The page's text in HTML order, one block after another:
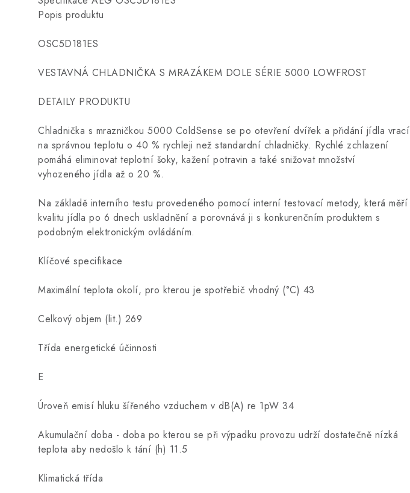
Popis produktu
OSC5D181ES
VESTAVNÁ CHLADNIČKA S MRAZÁKEM DOLE SÉRIE 5000 LOWFROST
DETAILY PRODUKTU
Chladnička s mrazničkou 5000 ColdSense se po otevření dvířek a přidání jídla vrací
na správnou teplotu o 40 % rychleji než standardní chladničky. Rychlé zchlazení
pomáhá eliminovat teplotní šoky, kažení potravin a také snižovat množství
vyhozeného jídla až o 20 %.
Na základě interního testu provedeného pomocí interní testovací metody, která měří
kvalitu jídla po 6 dnech uskladnění a porovnává ji s konkurenčním produktem s
podobným elektronickým ovládáním.
Klíčové specifikace
Maximální teplota okolí, pro kterou je spotřebič vhodný (°C) 43
Celkový objem (lit.) 269
Třída energetické účinnosti
E
Úroveň emisí hluku šířeného vzduchem v dB(A) re 1pW 34
Akumulační doba - doba po kterou se při výpadku provozu udrží dostatečně nízká
teplota aby nedošlo k tání (h) 11.5
Klimatická třída